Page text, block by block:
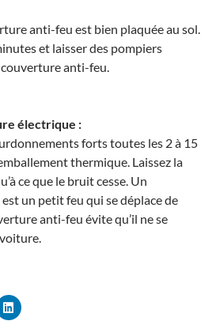
anti-feu est bien plaquée au sol.
et laisser des pompiers
anti-feu.
électrique :
forts toutes les 2 à 15
thermique. Laissez la
ce que le bruit cesse. Un
un petit feu qui se déplace de
anti-feu évite qu’il ne se